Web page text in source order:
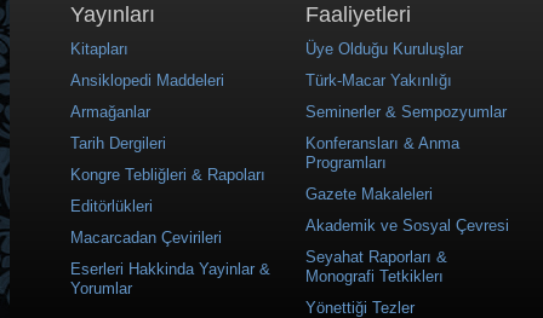
Yayınları
Kitapları
Ansiklopedi Maddeleri
Armağanlar
Tarih Dergileri
Kongre Tebliğleri & Rapoları
Editörlükleri
Macarcadan Çevirileri
Eserleri Hakkinda Yayinlar &
Yorumlar
Faaliyetleri
Üye Olduğu Kuruluşlar
Türk-Macar Yakınlığı
Seminerler & Sempozyumlar
Konferansları & Anma
Programları
Gazete Makaleleri
Akademik ve Sosyal Çevresi
Seyahat Raporları &
Monografi Tetkiklerı
Yönettiği Tezler